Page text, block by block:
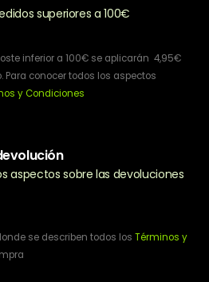
superiores a 100€
inferior a 100€ se aplicarán 4,95€
Para conocer todos los aspectos
y Condiciones
aspectos sobre las devoluciones
se describen todos los Términos y